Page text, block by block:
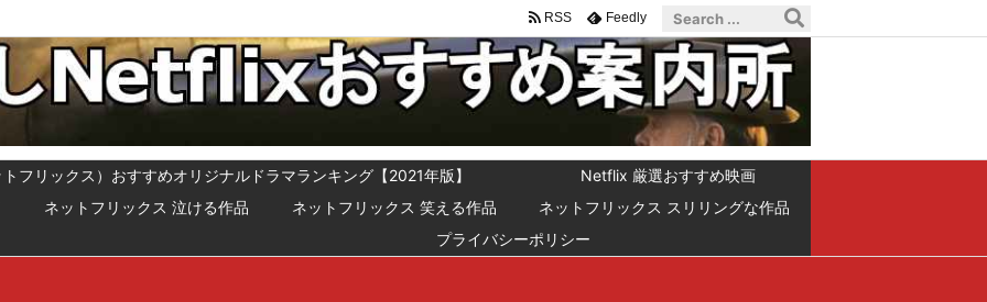
フリックス）おすすめオリジナルドラマランキング【2021年版】
Netflix 厳選おすすめ映画
ネットフリックス 泣ける作品 ネットフリックス 笑える作品
ネットフリックス スリリングな作品
プライバシーポリシー
RSS Feedly